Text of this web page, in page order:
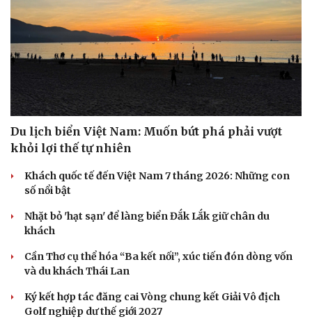
Du lịch biển Việt Nam: Muốn bứt phá phải vượt
khỏi lợi thế tự nhiên
Khách quốc tế đến Việt Nam 7 tháng 2026: Những con
số nổi bật
Nhặt bỏ 'hạt sạn' để làng biển Đắk Lắk giữ chân du
khách
Cần Thơ cụ thể hóa “Ba kết nối”, xúc tiến đón dòng vốn
và du khách Thái Lan
Ký kết hợp tác đăng cai Vòng chung kết Giải Vô địch
Golf nghiệp dư thế giới 2027